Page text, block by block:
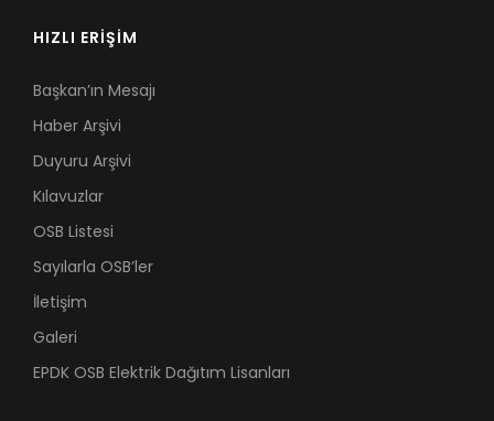
HIZLI ERİŞİM
Başkan’ın Mesajı
Haber Arşivi
Duyuru Arşivi
Kılavuzlar
OSB Listesi
Sayılarla OSB’ler
İletişim
Galeri
EPDK OSB Elektrik Dağıtım Lisanları